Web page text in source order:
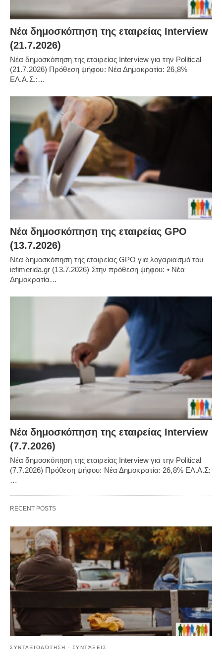
Νέα δημοσκόπηση της εταιρείας Interview
(21.7.2026)
Νέα δημοσκόπηση της εταιρείας Interview για την Political
(21.7.2026) Πρόθεση ψήφου: Νέα Δημοκρατία: 26,8%
ΕΛ.Α.Σ.:…
Νέα δημοσκόπηση της εταιρείας GPO
(13.7.2026)
Νέα δημοσκόπηση της εταιρείας GPO για λογαριασμό του
iefimerida.gr (13.7.2026) Στην πρόθεση ψήφου: • Νέα
Δημοκρατία…
Νέα δημοσκόπηση της εταιρείας Interview
(7.7.2026)
Νέα δημοσκόπηση της εταιρείας Interview για την Political
(7.7.2026) Πρόθεση ψήφου: Νέα Δημοκρατία: 26,8% ΕΛ.Α.Σ:
…
RECENT POSTS
ΣΥΝΤΑΞΙΟΔΌΤΗΣΗ - ΣΥΝΤΆΞΕΙΣ